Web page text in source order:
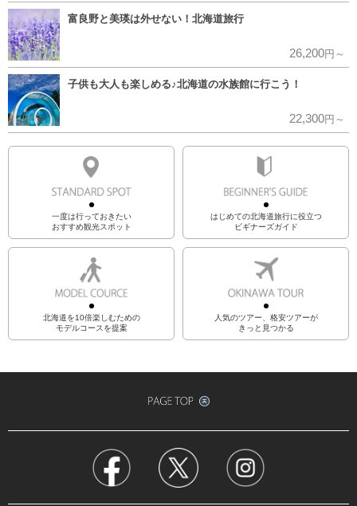
富良野と美瑛は外せない！北海道旅行
26,200円～
子供も大人も楽しめる♪北海道の水族館に行こう！
22,300円～
一度は行っておきたい
おすすめ観光スポット
はじめての北海道旅行に役立つ
ビギナーズガイド
北海道を10倍楽しむための
モデルコースを提案
人気のツアー、格安ツアーが
きっと見つかる